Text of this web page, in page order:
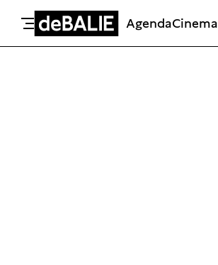
De Balie
AgendaCinema